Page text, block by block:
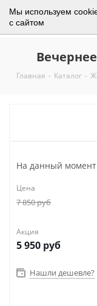
Мы используем
с сайтом
Главная - Каталог -
На данный
Цена
7 850руб
Акция
5 950 руб
Нашли дешевле?